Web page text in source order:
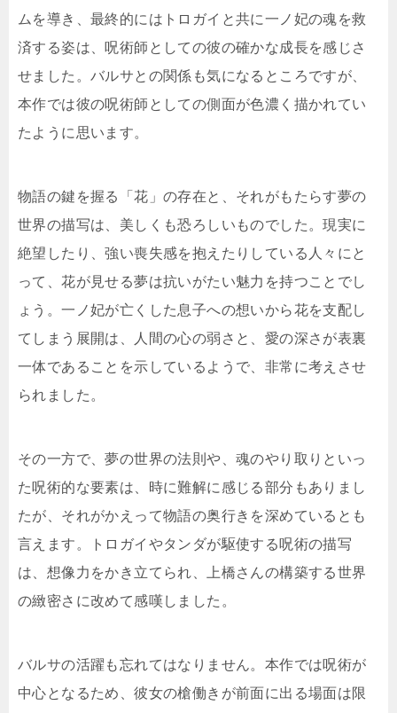
ムを導き、最終的にはトロガイと共に一ノ妃の魂を救
済する姿は、呪術師としての彼の確かな成長を感じさ
せました。バルサとの関係も気になるところですが、
本作では彼の呪術師としての側面が色濃く描かれてい
たように思います。
物語の鍵を握る「花」の存在と、それがもたらす夢の
世界の描写は、美しくも恐ろしいものでした。現実に
絶望したり、強い喪失感を抱えたりしている人々にと
って、花が見せる夢は抗いがたい魅力を持つことでし
ょう。一ノ妃が亡くした息子への想いから花を支配し
てしまう展開は、人間の心の弱さと、愛の深さが表裏
一体であることを示しているようで、非常に考えさせ
られました。
その一方で、夢の世界の法則や、魂のやり取りといっ
た呪術的な要素は、時に難解に感じる部分もありまし
たが、それがかえって物語の奥行きを深めているとも
言えます。トロガイやタンダが駆使する呪術の描写
は、想像力をかき立てられ、上橋さんの構築する世界
の緻密さに改めて感嘆しました。
バルサの活躍も忘れてはなりません。本作では呪術が
中心となるため、彼女の槍働きが前面に出る場面は限